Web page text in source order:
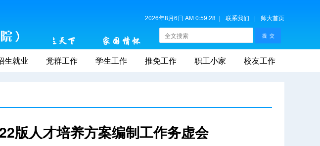
2026年8月6日 AM 0:59:29 联系我们 师大首页
生就业 党群工作 学生工作 推免工作 职工小家 校友工作
版人才培养方案编制工作务虚会